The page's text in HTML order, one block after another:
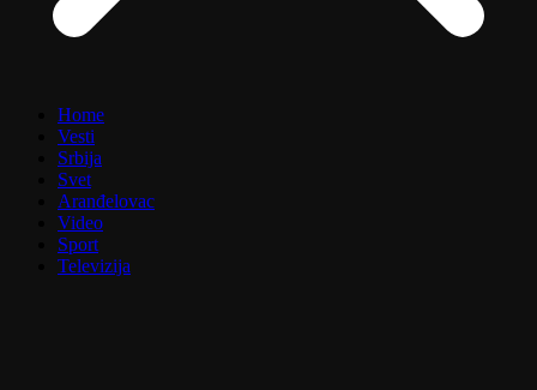
Home
Vesti
Srbija
Svet
Aranđelovac
Video
Sport
Televizija